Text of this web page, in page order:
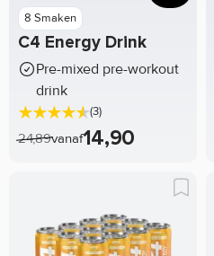
8 Smaken
C4 Energy Drink
Pre-mixed pre-workout
drink
(3)
24,89vanaf14,90